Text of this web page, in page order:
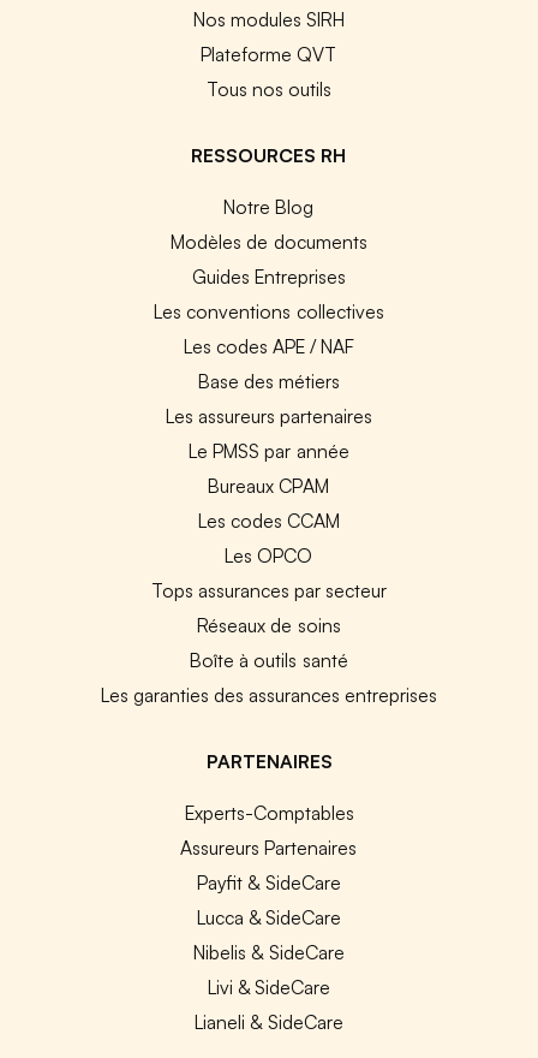
Nos modules SIRH
Plateforme QVT
Tous nos outils
RESSOURCES RH
Notre Blog
Modèles de documents
Guides Entreprises
Les conventions collectives
Les codes APE / NAF
Base des métiers
Les assureurs partenaires
Le PMSS par année
Bureaux CPAM
Les codes CCAM
Les OPCO
Tops assurances par secteur
Réseaux de soins
Boîte à outils santé
Les garanties des assurances entreprises
PARTENAIRES
Experts-Comptables
Assureurs Partenaires
Payfit & SideCare
Lucca & SideCare
Nibelis & SideCare
Livi & SideCare
Lianeli & SideCare